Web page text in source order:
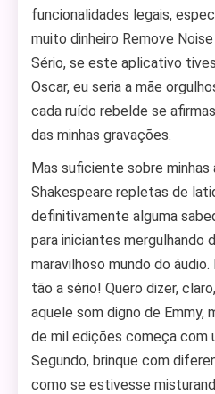
funcionalidades legais,
muito dinheiro Remove
Sério, se este aplicativo
Oscar, eu seria a mãe
cada ruído rebelde se
das minhas gravações.
Mas suficiente sobre minhas
Shakespeare repletas de
definitivamente alguma
para iniciantes mergulhando
maravilhoso mundo do
tão a sério! Quero dizer,
aquele som digno de Emmy,
de mil edições começa com
Segundo, brinque com
como se estivesse